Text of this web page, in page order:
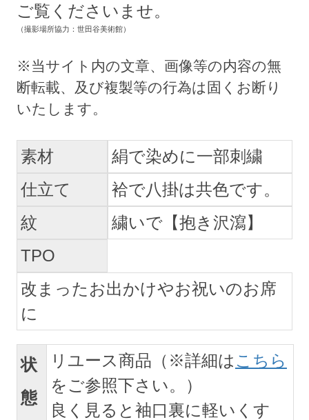
ご覧くださいませ。
（撮影場所協力：世田谷美術館）
素材
絹で染めに一部刺繍
仕立て
袷で八掛は共色です。
紋
繍いで【抱き沢瀉】
TPO
改まったお出かけやお祝いのお席
に
状
態
リユース商品（※詳細は こちら
をご参照下さい。）
良く見ると袖口裏に軽いくす